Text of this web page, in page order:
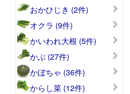
おかひじき (2件)
オクラ (9件)
かいわれ大根 (5件)
かぶ (27件)
かぼちゃ (36件)
からし菜 (12件)